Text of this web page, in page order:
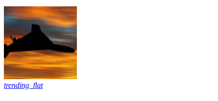
trending_flat